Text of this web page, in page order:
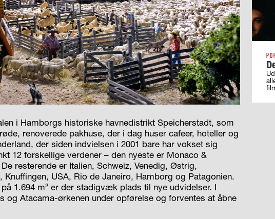
i Hamborgs historiske havnedistrikt Speicherstadt, som
renoverede pakhuse, der i dag huser cafeer, hoteller og
der siden indvielsen i 2001 bare har vokset sig
12 forskellige verdener – den nyeste er Monaco &
resterende er Italien, Schweiz, Venedig, Østrig,
Knuffingen, USA, Rio de Janeiro, Hamborg og Patagonien.
1.694 m² er der stadigvæk plads til nye udvidelser. I
og Atacama-ørkenen under opførelse og forventes at åbne